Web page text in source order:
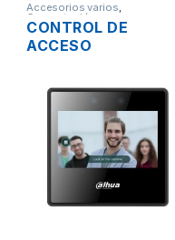
Accesorios varios,
Computación
CONTROL DE
ACCESO
CONTRASEÑA, WIFI,
PANTALLA 4.3″, IR